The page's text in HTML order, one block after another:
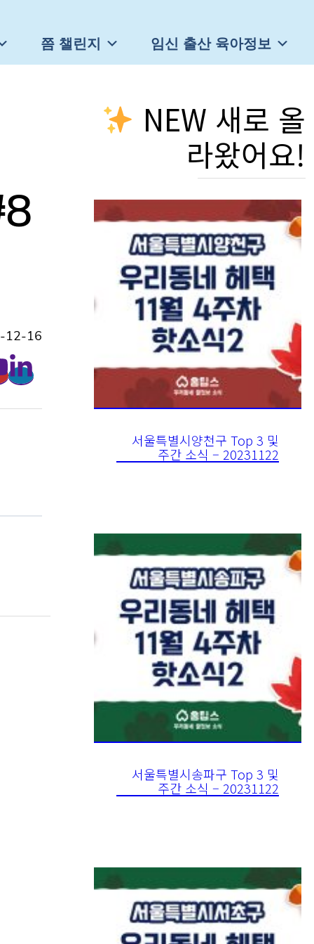
쯤 챌린지 임신 출산 육아정보
12-16
NEW 새로 올
라왔어요!
서울특별시양천구 Top 3 및
주간 소식 – 20231122
서울특별시송파구 Top 3 및
주간 소식 – 20231122